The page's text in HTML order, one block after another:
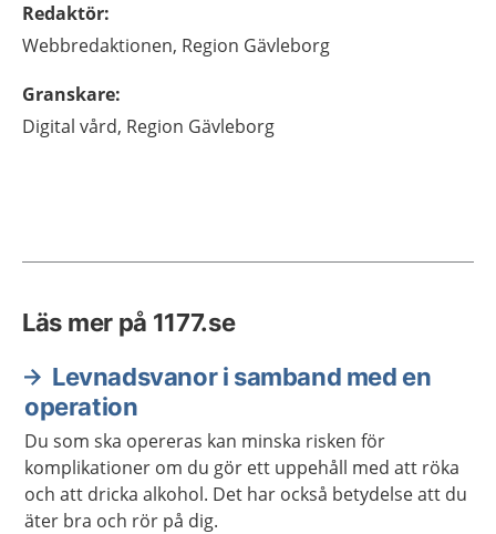
Redaktör:
Webbredaktionen, Region Gävleborg
Granskare:
Digital vård, Region Gävleborg
Läs mer på 1177.se
Levnadsvanor i samband med en
operation
Du som ska opereras kan minska risken för
komplikationer om du gör ett uppehåll med att röka
och att dricka alkohol. Det har också betydelse att du
äter bra och rör på dig.